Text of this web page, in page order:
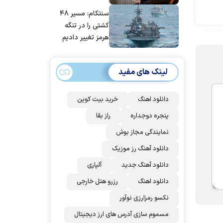
مردم ایران استسنتکام: مسیر ۴۸
کشتی را در تنگه
هرمز تغییر دادیم
لینک های مفید
دانلود اهنگ
خرید بیت کوین
پنجره دوجداره
راز بقا
نمایندگی مجاز بوش
دانلود آهنگ رز‌ موزیک
دانلود آهنگ جدید
آلپاری
دانلود اهنگ
رزرو هتل خارجی
نکسو رمزارزی نوآور
مسموم سازی آدرس های ارز دیجیتال